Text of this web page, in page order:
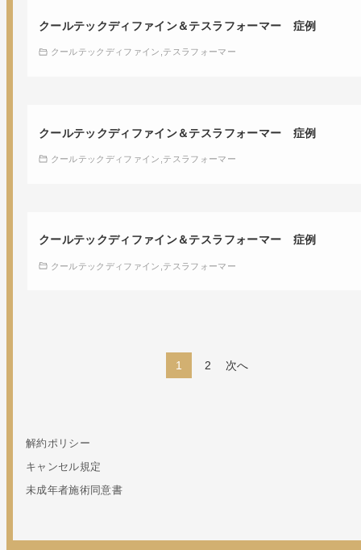
クールテックディファイン＆テスラフォーマー 症例
クールテックディファイン テスラフォーマー
クールテックディファイン＆テスラフォーマー 症例
クールテックディファイン テスラフォーマー
クールテックディファイン＆テスラフォーマー 症例
クールテックディファイン テスラフォーマー
1 2 次へ
解約ポリシー
キャンセル規定
未成年者施術同意書